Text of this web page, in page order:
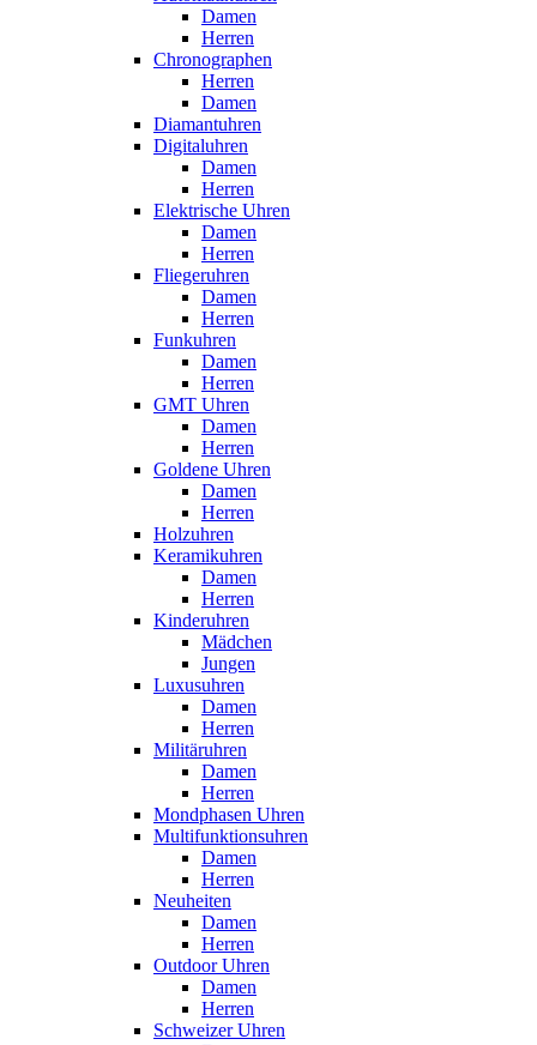
Damen
Herren
Chronographen
Herren
Damen
Diamantuhren
Digitaluhren
Damen
Herren
Elektrische Uhren
Damen
Herren
Fliegeruhren
Damen
Herren
Funkuhren
Damen
Herren
GMT Uhren
Damen
Herren
Goldene Uhren
Damen
Herren
Holzuhren
Keramikuhren
Damen
Herren
Kinderuhren
Mädchen
Jungen
Luxusuhren
Damen
Herren
Militäruhren
Damen
Herren
Mondphasen Uhren
Multifunktionsuhren
Damen
Herren
Neuheiten
Damen
Herren
Outdoor Uhren
Damen
Herren
Schweizer Uhren